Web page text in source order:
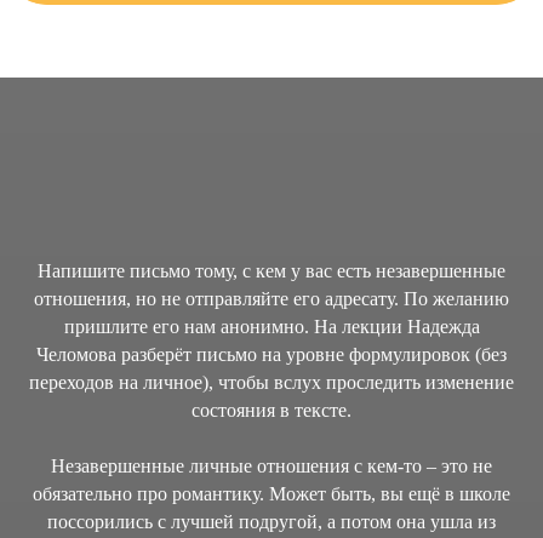
Напишите письмо тому, с кем у вас есть незавершенные
отношения, но не отправляйте его адресату. По желанию
пришлите его нам анонимно. На лекции Надежда
Челомова разберёт письмо на уровне формулировок (без
переходов на личное), чтобы вслух проследить изменение
состояния в тексте.
Незавершенные личные отношения с кем-то – это не
обязательно про романтику. Может быть, вы ещё в школе
поссорились с лучшей подругой, а потом она ушла из